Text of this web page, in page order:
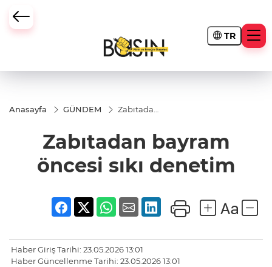
TR
Anasayfa GÜNDEM
Zabıtadan
denetim
Zabıtadan bayram
öncesi sıkı denetim
Haber Giriş Tarihi: 23.05.2026 13:01
Haber Güncellenme Tarihi: 23.05.2026 13:01